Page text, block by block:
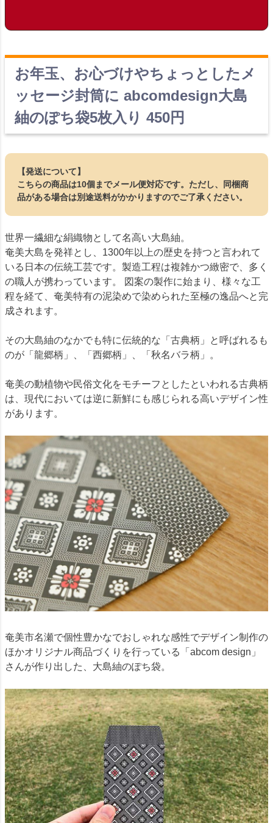
お年玉、お心づけやちょっとしたメ
ッセージ封筒に abcomdesign大島
紬のぽち袋5枚入り 450円
【発送について】
こちらの商品は10個までメール便対応です。ただし、同梱商
品がある場合は別途送料がかかりますのでご了承ください。
世界一繊細な絹織物として名高い大島紬。
奄美大島を発祥とし、1300年以上の歴史を持つと言われて
いる日本の伝統工芸です。製造工程は複雑かつ緻密で、多く
の職人が携わっています。 図案の製作に始まり、様々な工
程を経て、奄美特有の泥染めで染められた至極の逸品へと完
成されます。
その大島紬のなかでも特に伝統的な「古典柄」と呼ばれるも
のが「龍郷柄」、「西郷柄」、「秋名バラ柄」。
奄美の動植物や民俗文化をモチーフとしたといわれる古典柄
は、現代においては逆に新鮮にも感じられる高いデザイン性
があります。
奄美市名瀬で個性豊かなでおしゃれな感性でデザイン制作の
ほかオリジナル商品づくりを行っている「abcom design」
さんが作り出した、大島紬のぽち袋。